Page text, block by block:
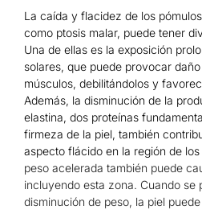
La caída y flacidez de los
como ptosis malar, puede tener
Una de ellas es la exposición
solares, que puede provocar
músculos, debilitándolos y
Además, la disminución de la
elastina, dos proteínas
firmeza de la piel, también
aspecto flácido en la región de los
peso acelerada también puede
incluyendo esta zona. Cuando se
disminución de peso, la piel